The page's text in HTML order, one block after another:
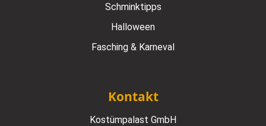
Schminktipps
Halloween
Fasching & Karneval
Kontakt
Kostümpalast GmbH